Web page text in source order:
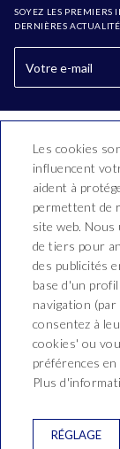
SOYEZ LES PREMIERS
DERNIÈRES
Les cookies
influencent
aident à
permettent de
site web.
de tiers pour
des publicités
base d'un
navigation (par
consentez à
cookies' ou
préférences
Plus
RÉGLAGE